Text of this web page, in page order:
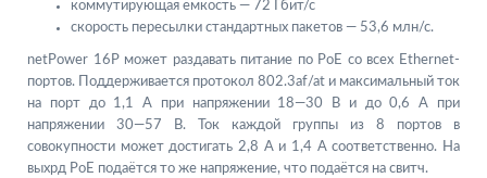
коммутирующая ёмкость — 72 Гбит/с
скорость пересылки стандартных пакетов — 53,6 млн/с.
netPower 16P может раздавать питание по PoE со всех Ethernet-
портов. Поддерживается протокол 802.3af/at и максимальный ток
на порт до 1,1 А при напряжении 18—30 В и до 0,6 А при
напряжении 30—57 В. Ток каждой группы из 8 портов в
совокупности может достигать 2,8 А и 1,4 А соответственно. На
выхрд PoE подаётся то же напряжение, что подаётся на свитч.